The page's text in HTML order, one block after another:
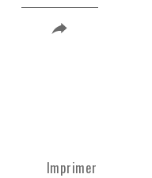
Imprimer